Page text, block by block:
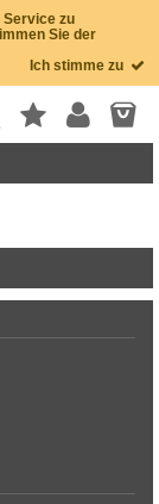
Service zu
Sie der
Ich stimme zu